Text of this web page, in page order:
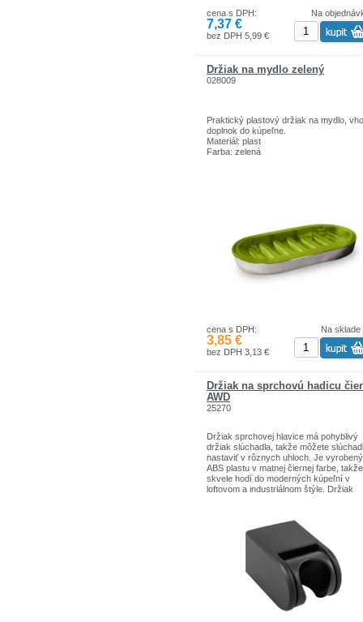
Na
cena s DPH:
7,37 €
bez DPH 5,99 €
Držiak na mydlo zelený
028009
Praktický plastový držiak na mydlo,
doplnok do kúpeľne.
Materiál: plast
Farba: zelená
Na sklade
cena s DPH:
3,85 €
bez DPH 3,13 €
Držiak na sprchovú hadicu
AWD
25270
Držiak sprchovej hlavice má pohyblivý
držiak slúchadla, takže môžete
nastaviť v rôznych uhloch. Je
ABS plastu v matnej čiernej farbe,
skvele hodí do moderných kúpeľní v
loftovom a industriálnom štýle. Držiak
súčasťou súpravy. Montážne diely sú
neviditeľné, skryté pod puzdrom
takže na stene vyzerá veľmi elegantne
Materiál: ABS
Rozmery produktu:4,50 cm x 3,80 cm x